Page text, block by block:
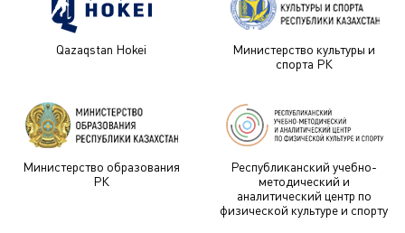
Qazaqstan Hokei
Министерство культуры и
спорта РК
Министерство образования
РК
Республиканский учебно-
методический и
аналитический центр по
физической культуре и спорту